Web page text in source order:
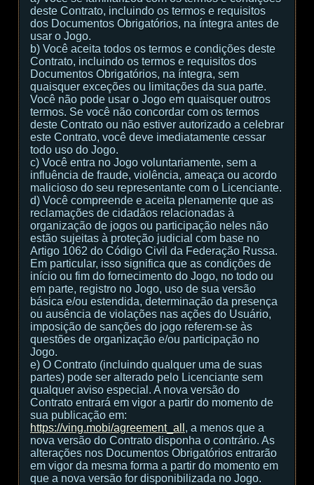
deste Contrato, incluindo os termos e requisitos
dos Documentos Obrigatórios, na íntegra antes de
usar o Jogo.
b) Você aceita todos os termos e condições deste
Contrato, incluindo os termos e requisitos dos
Documentos Obrigatórios, na íntegra, sem
quaisquer exceções ou limitações da sua parte.
Você não pode usar o Jogo em quaisquer outros
termos. Se você não concordar com os termos
deste Contrato ou não estiver autorizado a celebrar
este Contrato, você deve imediatamente cessar
todo uso do Jogo.
c) Você entra no Jogo voluntariamente, sem a
influência de fraude, violência, ameaça ou acordo
malicioso do seu representante com o Licenciante.
d) Você compreende e aceita plenamente que as
reclamações de cidadãos relacionadas à
organização de jogos ou participação neles não
estão sujeitas à proteção judicial com base no
Artigo 1062 do Código Civil da Federação Russa.
Em particular, isso significa que as condições de
início ou fim do fornecimento do Jogo, no todo ou
em parte, registro no Jogo, uso de sua versão
básica e/ou estendida, determinação da presença
ou ausência de violações nas ações do Usuário,
imposição de sanções do jogo referem-se às
questões de organização e/ou participação no
Jogo.
e) O Contrato (incluindo qualquer uma de suas
partes) pode ser alterado pelo Licenciante sem
qualquer aviso especial. A nova versão do
Contrato entrará em vigor a partir do momento de
sua publicação em:
https://ving.mobi/agreement_all , a menos que a
nova versão do Contrato disponha o contrário. As
alterações nos Documentos Obrigatórios entrarão
em vigor da mesma forma a partir do momento em
que a nova versão for disponibilizada no Jogo.